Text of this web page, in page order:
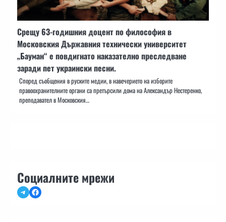
Срещу 63-годишния доцент по философия в
Московския Държавния технически университет
„Бауман“ е повдигнато наказателно преследване
заради пет украински песни.
Според съобщения в руските медии, в навечерието на изборите
правоохранителните органи са претърсили дома на Александър Нестеренко,
преподавател в Московския…
Социалните мрежи
TelegramFacebook